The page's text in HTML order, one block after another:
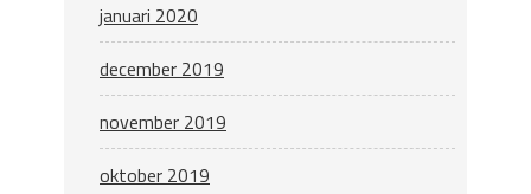
januari 2020
december 2019
november 2019
oktober 2019